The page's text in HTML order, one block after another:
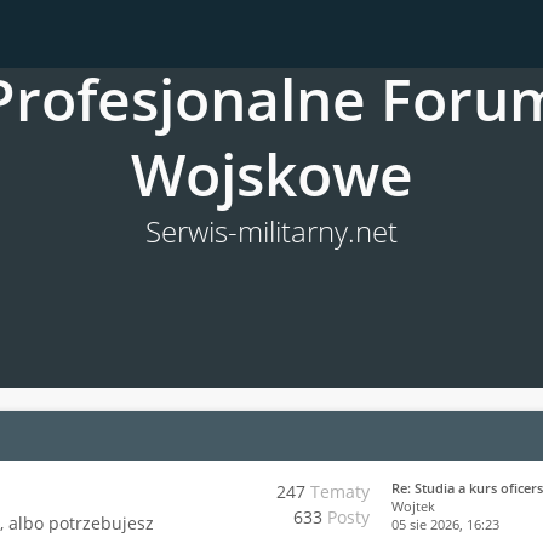
Wojskowe
Serwis-militarny.net
od czasów Twojej ostatniej wizyty.
albo potrzebujesz
247 Tematy
633 Posty
Re: Studia a kurs
Wojtek
05 sie 2026, 16:23